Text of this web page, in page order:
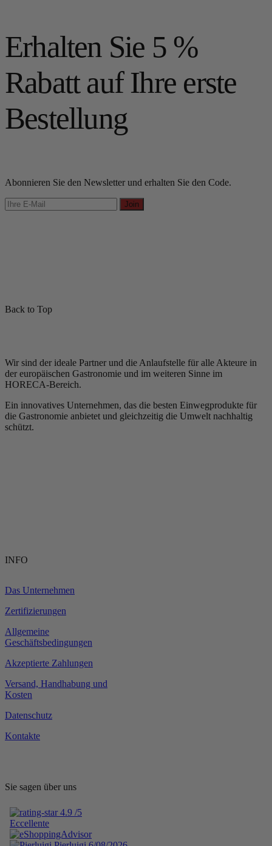
Erhalten Sie 5 %
Rabatt auf Ihre erste
Bestellung
Abonnieren Sie den Newsletter und erhalten Sie den Code.
Join
Back to Top
Wir sind der ideale Partner und die Anlaufstelle für alle Akteure in
der europäischen Gastronomie und im weiteren Sinne im
HORECA-Bereich.
Ein innovatives Unternehmen, das die besten Einwegprodukte für
die Gastronomie anbietet und gleichzeitig die Umwelt nachhaltig
schützt.
INFO
Das Unternehmen
Zertifizierungen
Allgemeine
Geschäftsbedingungen
Akzeptierte Zahlungen
Versand, Handhabung und
Kosten
Datenschutz
Kontakte
Sie sagen über uns